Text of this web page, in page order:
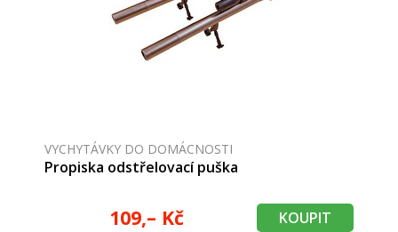
VYCHYTÁVKY DO DOMÁCNOSTI
Propiska odstřelovací puška
109,– Kč KOUPIT